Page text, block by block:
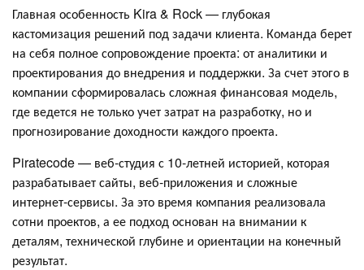
Главная особенность Kira & Rock — глубокая
кастомизация решений под задачи клиента. Команда берет
на себя полное сопровождение проекта: от аналитики и
проектирования до внедрения и поддержки. За счет этого в
компании сформировалась сложная финансовая модель,
где ведется не только учет затрат на разработку, но и
прогнозирование доходности каждого проекта.
Piratecode — веб-студия с 10-летней историей, которая
разрабатывает сайты, веб-приложения и сложные
интернет-сервисы. За это время компания реализовала
сотни проектов, а ее подход основан на внимании к
деталям, технической глубине и ориентации на конечный
результат.